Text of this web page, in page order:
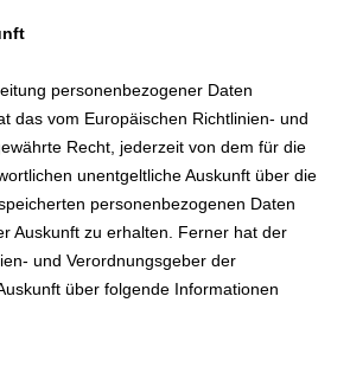
personenbezogener Daten
das vom Europäischen Richtlinien- und
Recht, jederzeit von dem für die
unentgeltliche Auskunft über die
personenbezogenen Daten
Auskunft zu erhalten. Ferner hat der
und Verordnungsgeber der
über folgende Informationen